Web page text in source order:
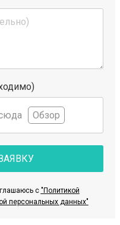
Обзор
с "Политикой
персональных данных"